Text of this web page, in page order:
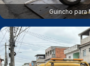
Guincho para